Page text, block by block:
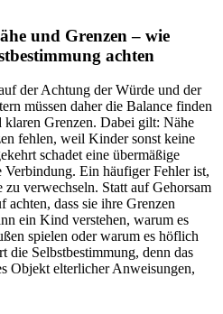
und Grenzen – wie
achten
der Achtung der Würde und der
müssen daher die Balance finden
Grenzen. Dabei gilt: Nähe
fehlen, weil Kinder sonst keine
schadet eine übermäßige
Verbindung. Ein häufiger Fehler ist,
verwechseln. Statt auf Gehorsam
achten, dass sie ihre Grenzen
ein Kind verstehen, warum es
spielen oder warum es höflich
die Selbstbestimmung, denn das
Objekt elterlicher Anweisungen,